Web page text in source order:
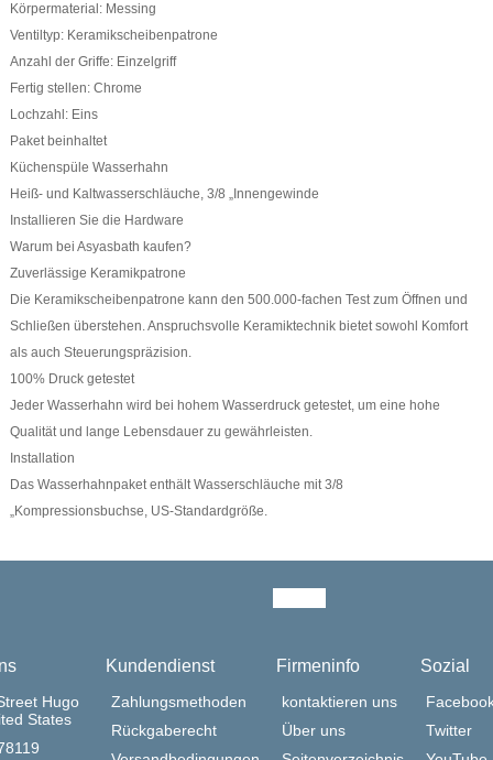
Körpermaterial: Messing
Ventiltyp: Keramikscheibenpatrone
Anzahl der Griffe: Einzelgriff
Fertig stellen: Chrome
Lochzahl: Eins
Paket beinhaltet
Küchenspüle Wasserhahn
Heiß- und Kaltwasserschläuche, 3/8 „Innengewinde
Installieren Sie die Hardware
Warum bei Asyasbath kaufen?
Zuverlässige Keramikpatrone
Die Keramikscheibenpatrone kann den 500.000-fachen Test zum Öffnen und
Schließen überstehen. Anspruchsvolle Keramiktechnik bietet sowohl Komfort
als auch Steuerungspräzision.
100% Druck getestet
Jeder Wasserhahn wird bei hohem Wasserdruck getestet, um eine hohe
Qualität und lange Lebensdauer zu gewährleisten.
Installation
Das Wasserhahnpaket enthält Wasserschläuche mit 3/8
„Kompressionsbuchse, US-Standardgröße.
Hugo
States
Kundendienst
Zahlungsmethoden
Rückgaberecht
Firmeninfo
kontaktieren uns
Über uns
Sozial
Twitter